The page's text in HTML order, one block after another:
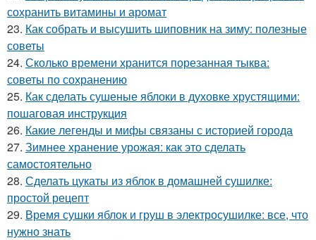
сохранить витамины и аромат
23. Как собрать и высушить шиповник на зиму: полезные
советы
24. Сколько времени хранится порезанная тыква:
советы по сохранению
25. Как сделать сушеные яблоки в духовке хрустящими:
пошаговая инструкция
26. Какие легенды и мифы связаны с историей города
27. Зимнее хранение урожая: как это сделать
самостоятельно
28. Сделать цукаты из яблок в домашней сушилке:
простой рецепт
29. Время сушки яблок и груш в электросушилке: все, что
нужно знать